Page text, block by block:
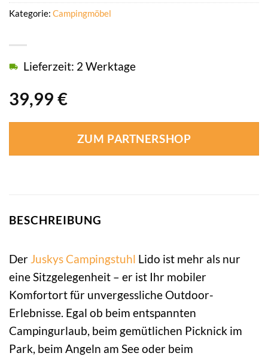
39,99 €
Lieferzeit: 2 Werktage
ZUM PARTNERSHOP
Kategorie: Campingmöbel
BESCHREIBUNG
Der Juskys Campingstuhl Lido ist mehr als nur
eine Sitzgelegenheit – er ist Ihr mobiler
Komfortort für unvergessliche Outdoor-
Erlebnisse. Egal ob beim entspannten
Campingurlaub, beim gemütlichen Picknick im
Park, beim Angeln am See oder beim